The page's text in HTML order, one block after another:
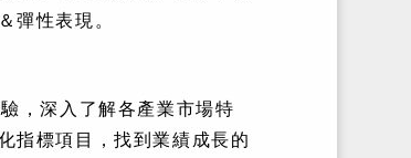
彈性表現。
，深入了解各產業市場特
指標項目，找到業績成長的